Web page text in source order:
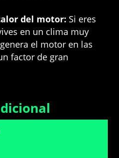
del motor: Si eres
en un clima muy
el motor en las
factor de gran